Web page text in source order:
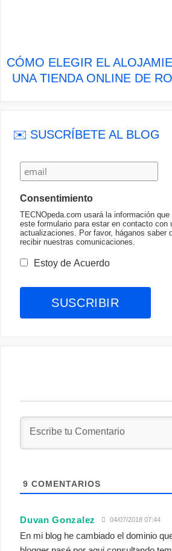
CÓMO ELEGIR EL
UNA TIENDA ONLINE DE
✉️ SUSCRÍBETE AL BLOG
Consentimiento
TECNOpeda.com usará la información
este formulario para estar en contacto con
actualizaciones. Por favor, háganos saber
recibir nuestras comunicaciones.
Estoy de Acuerdo
9 COMENTARIOS
Duvan Gonzalez 04/07/2018 07:44
En mi blog he cambiado el dominio